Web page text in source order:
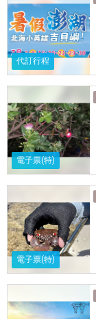
代訂行程
電子票(特)
電子票(特)